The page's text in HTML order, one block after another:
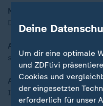
Nach Anschlag in
Debatte über Innere
Andrea Lindholz, CDU/
stellv.
Ausblick auf das
Im Fokus: Innen- und
Deine
Um dir eine optimale
und ZDFtivi
Cookies und
der eingesetzten
erforderlich für unser